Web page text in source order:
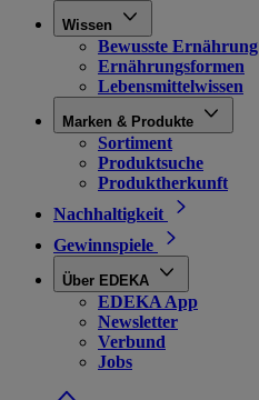
Wissen
Bewusste Ernährung
Ernährungsformen
Lebensmittelwissen
Marken & Produkte
Sortiment
Produktsuche
Produktherkunft
Nachhaltigkeit
Gewinnspiele
Über EDEKA
EDEKA App
Newsletter
Verbund
Jobs